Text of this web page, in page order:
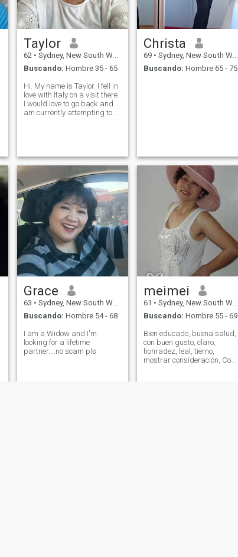
Taylor
62 • Sydney, New South Wales, Australia
Buscando: Hombre 35 - 65
Hi. My name is Taylor. I fell in
love with Italy on a visit there.
I would love to go back and
am currently attempting to
Christa
69 • Sydney, New South Wales, Australia
Buscando: Hombre 65 - 75
Grace
63 • Sydney, New South Wales, Australia
Buscando: Hombre 54 - 68
I am a Widow and I'm
looking for a lifetime
partner....no scam pls
meimei
61 • Sydney, New South Wales, Australia
Buscando: Hombre 55 - 69
Bien educado, buena salud,
con buen gusto, claro,
honradez, leal, tierno,
mostrar consideración, Como